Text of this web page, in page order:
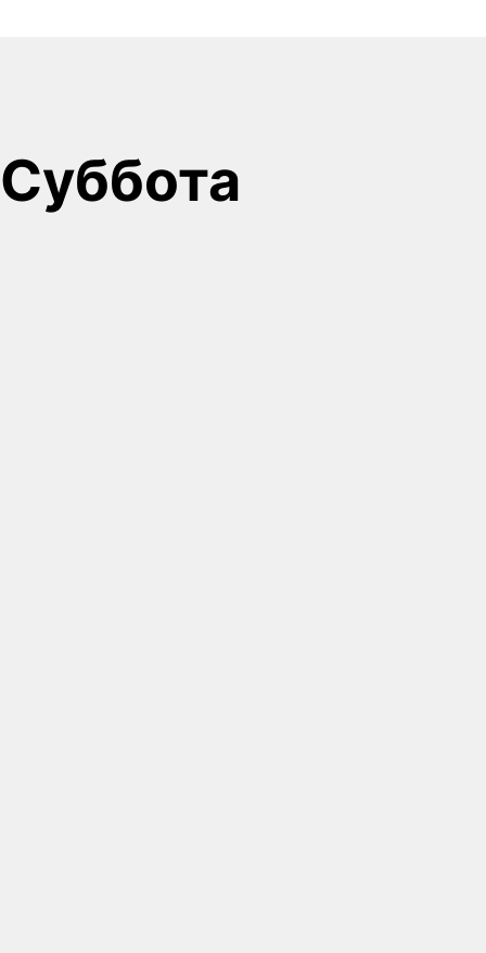
Суббота